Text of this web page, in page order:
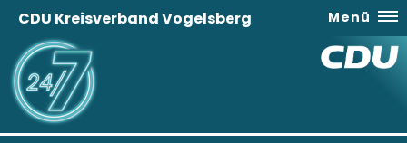
CDU Kreisverband Vogelsberg Menü